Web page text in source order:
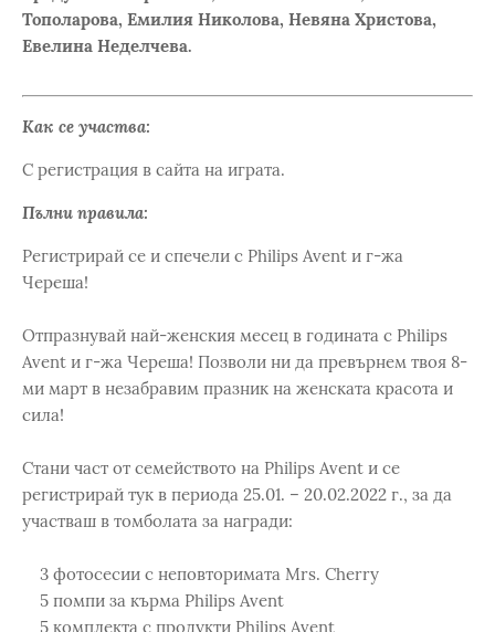
Тополарова, Емилия Николова, Невяна Христова,
Евелина Неделчева.
Как се участва:
С регистрация в сайта на играта.
Пълни правила:
Регистрирай се и спечели с Philips Avent и г-жа
Череша!
Отпразнувай най-женския месец в годината с Philips
Avent и г-жа Череша! Позволи ни да превърнем твоя 8-
ми март в незабравим празник на женската красота и
сила!
Стани част от семейството на Philips Avent и се
регистрирай тук в периода 25.01. – 20.02.2022 г., за да
участваш в томболата за награди:
3 фотосесии с неповторимата Mrs. Cherry
5 помпи за кърма Philips Avent
5 комплекта с продукти Philips Avent